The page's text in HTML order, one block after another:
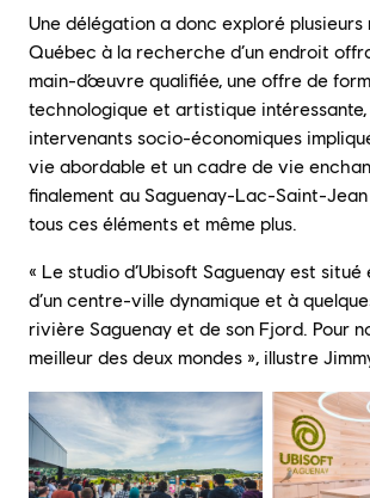
Une délégation a donc exploré plusieurs
Québec à la recherche d’un endroit
main-d’œuvre qualifiée, une offre de
technologique et artistique intéressante,
intervenants socio-économiques
vie abordable et un cadre de vie
finalement au Saguenay-Lac-Saint-Jean
tous ces éléments et même plus.
« Le studio d’Ubisoft Saguenay est
d’un centre-ville dynamique et à
rivière Saguenay et de son Fjord. Pour
meilleur des deux mondes », illustre